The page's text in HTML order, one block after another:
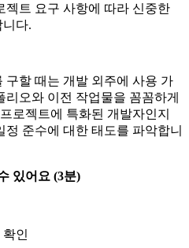
젝트 요구 사항에 따라 신중한
다.
구할 때는 개발 외주에 사용 가
오와 이전 작업물을 꼼꼼하게
로젝트에 특화된 개발자인지
준수에 대한 태도를 파악합니
있어요 (3분)
인